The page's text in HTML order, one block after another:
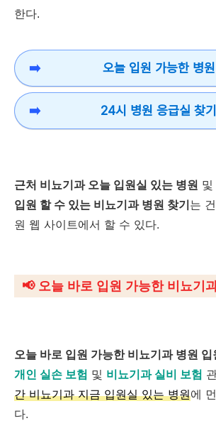
한다.
오늘 입원 가능한 병원
24시 병원 응급실 찾기
근처 비뇨기과 오늘 입원실 있는 병원 및
입원 할 수 있는 비뇨기과 병원 찾기는
원 웹 사이트에서 할 수 있다.
📢오늘 바로 입원 가능한 비뇨기
오늘 바로 입원 가능한 비뇨기과 병원 입
개인 실손 보험 및 비뇨기과 실비 보험
간 비뇨기과 지금 입원실 있는 병원에
다.